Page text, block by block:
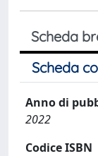
Scheda
Scheda
Anno di
2022
Codice ISBN